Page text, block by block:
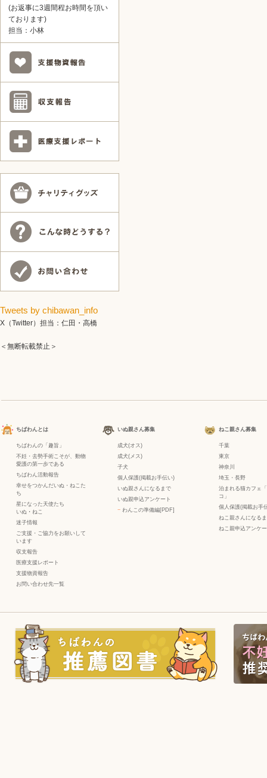
(お返事に3週間程お時間を頂い
ております)
担当：小林
Tweets by chibawan_info
X（Twitter）担当：仁田・高橋
＜無断転載禁止＞
ちばわんとは
ちばわんの「趣旨」
不妊・去勢手術こそが、動物
愛護の第一歩である
ちばわん活動報告
幸せをつかんだいぬ・ねこた
ち
星になった天使たち
いぬ ・ ねこ
迷子情報
ご支援・ご協力をお願いして
います
収支報告
医療支援レポート
支援物資報告
お問い合わせ先一覧
いぬ親さん募集
成犬(オス)
成犬(メス)
子犬
個人保護(掲載お手伝い)
いぬ親さんになるまで
いぬ親申込アンケート
− わんこの準備編[PDF]
ねこ親さん募集
千葉
東京
神奈川
埼玉・長野
泊まれる猫カフェ
コ」
個人保護(掲載お手
ねこ親さんになる
ねこ親申込アンケ